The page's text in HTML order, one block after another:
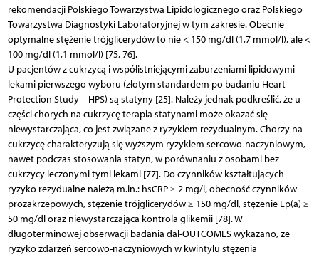
rekomendacji Polskiego Towarzystwa Lipidologicznego oraz Polskiego
Towarzystwa Diagnostyki Laboratoryjnej w tym zakresie. Obecnie
optymalne stężenie trójglicerydów to nie < 150 mg/dl (1,7 mmol/l), ale <
100 mg/dl (1,1 mmol/l) [75, 76].
U pacjentów z cukrzycą i współistniejącymi zaburzeniami lipidowymi
lekami pierwszego wyboru (złotym standardem po badaniu Heart
Protection Study – HPS) są statyny [25]. Należy jednak podkreś­lić, że u
części chorych na cukrzycę terapia statynami może okazać się
niewystarczająca, co jest związane z ryzykiem rezydualnym. Chorzy na
cukrzycę charakteryzują się wyższym ryzykiem sercowo-naczyniowym,
nawet podczas stosowania statyn, w porównaniu z osobami bez
cukrzycy leczonymi tymi lekami [77]. Do czynników kształtujących
ryzyko rezydualne należą m.in.: hsCRP ≥ 2 mg/l, obecność czynników
prozakrzepowych, stężenie trójglicerydów ≥ 150 mg/dl, stężenie Lp(a) ≥
50 mg/dl oraz niewystarczająca kontrola glikemii [78]. W
długoterminowej obserwacji badania dal-OUTCOMES wykazano, że
ryzyko zdarzeń sercowo-naczyniowych w kwintylu stężenia